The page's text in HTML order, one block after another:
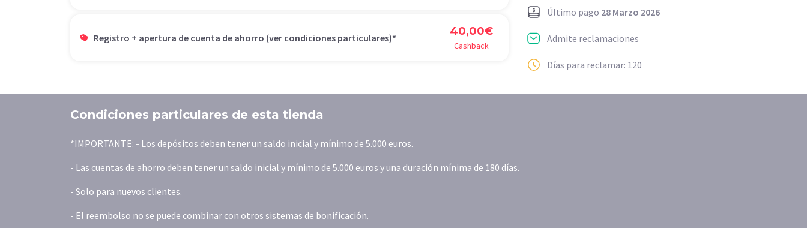
Registro + apertura de cuenta de ahorro (ver condiciones particulares)* 40,00€
Cashback
Último pago 28 Marzo 2026
Admite reclamaciones
Días para reclamar: 120
Condiciones particulares de esta tienda
*IMPORTANTE: - Los depósitos deben tener un saldo inicial y mínimo de 5.000 euros.
- Las cuentas de ahorro deben tener un saldo inicial y mínimo de 5.000 euros y una duración mínima de 180 días.
- Solo para nuevos clientes.
- El reembolso no se puede combinar con otros sistemas de bonificación.